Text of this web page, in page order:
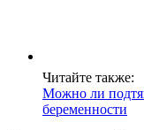
Читайте также:
Можно ли
беременности